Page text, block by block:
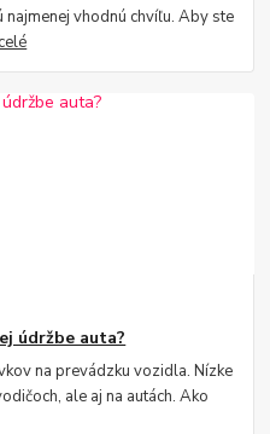
vhodnú chvíľu. Aby ste
údržbe auta?
na prevádzku vozidla. Nízke
ale aj na autách. Ako